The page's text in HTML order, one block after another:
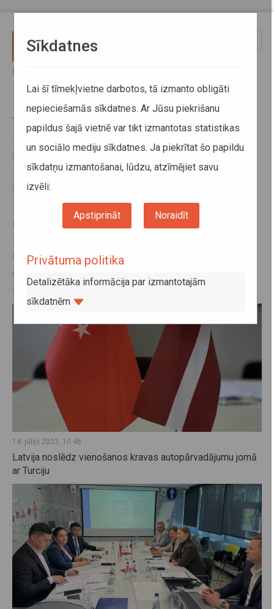
Sākums
Starpvalstu tikšanās
28. aprīlis 2025, 16:30
Latvijas – Azerbaidžānas Kopējās komisijas sanāksme
25. oktobris 2024, 12:06
Latvijas - Gruzijas Kopējās komisijas sanāksme
24. oktobris 2024, 14:10
Latvijas – Kirgizstānas Kopējās komisijas sanāksme
19. jūnijs 2024, 13:39
Latvijas – Uzbekistānas Kopējās komisijas sanāksme
08. maijs 2024, 11:23
Latvijas – Kazahstānas Kopējās komisijas sanāksme
14. jūlijs 2023, 10:46
Latvija noslēdz vienošanos kravas autopārvadājumu jomā
ar Turciju
Sīkdatnes
Lai šī tīmekļvietne darbotos, tā izmanto obligāti
nepieciešamās sīkdatnes. Ar Jūsu piekrišanu
papildus šajā vietnē var tikt izmantotas statistikas
un sociālo mediju sīkdatnes. Ja piekrītat šo papildu
sīkdatņu izmantošanai, lūdzu, atzīmējiet savu
izvēli:
Apstiprināt Noraidīt
Privātuma politika
Detalizētāka informācija par izmantotajām
sīkdatnēm